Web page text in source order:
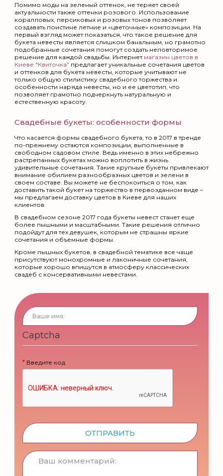
Помимо моды на зеленый оттенок, не теряет своей
актуальности также оттенки розового. Использование
коралловых, персиковых и розовых тонов позволяет
создавать поистине летние и «цветочные» композиции. На
первый взгляд может показаться, что такое решение для
букета невесты является слишком банальным, но грамотно
подобранные сочетания помогут создать неповторимое
решение для каждой свадьбы. Интернет магазин цветов в
Киеве "Квиточка" предлагает уникальные сочетания цветов
и оттенков для букета невесты, которые учитывают не
только общую стилистику свадебного торжества и
особенности наряда невесты, но и ее цветотип, что
позволяет грамотно подчеркнуть натуральную и
естественную красоту.
Свадебные букеты: особенности формы
Что касается формы свадебного букета, то в 2017 в тренде
по-прежнему остаются композиции, выполненные в
свободном садовом стиле. Ведь именно в этих небрежно
растрепанных букетах можно воплотить в жизнь
удивительные сочетания. Такие крупные букеты привлекают
внимание обилием разнообразных цветов и зелени в
своем составе. Вы можете не беспокоиться о том, как
доставить такой букет на торжество в первозданном виде –
мы предлагаем доставку цветов в Киеве для наших
клиентов.
В свадебном сезоне 2017 года букеты невест станет еще
более пышными и масштабными. Такие решения отлично
подойдут для тех девушек, которым не страшны яркие
сочетания и объемные формы.
Кроме пышных букетов, в свадебной тематике все чаще
присутствуют монохромные и лаконичные сочетания,
которые хорошо впишутся в атмосферу классических
свадеб с консервативными невестами.
Captcha
Введите код
ОТПРАВИТЬ